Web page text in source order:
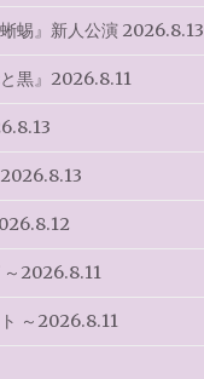
蜴』新人公演 2026.8.13
黒』2026.8.11
～2026.8.11
～2026.8.11